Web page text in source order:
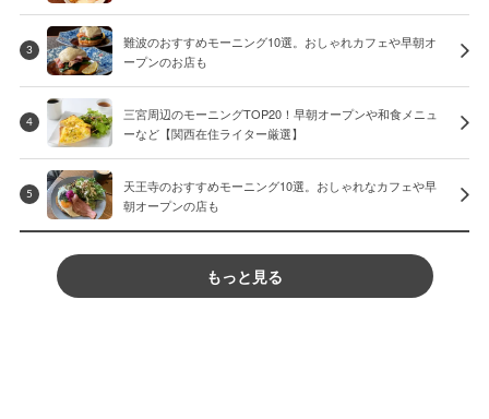
3
難波のおすすめモーニング10選。おしゃれカフェや早朝オ
ープンのお店も
4
三宮周辺のモーニングTOP20！早朝オープンや和食メニュ
ーなど【関西在住ライター厳選】
5
天王寺のおすすめモーニング10選。おしゃれなカフェや早
朝オープンの店も
もっと見る